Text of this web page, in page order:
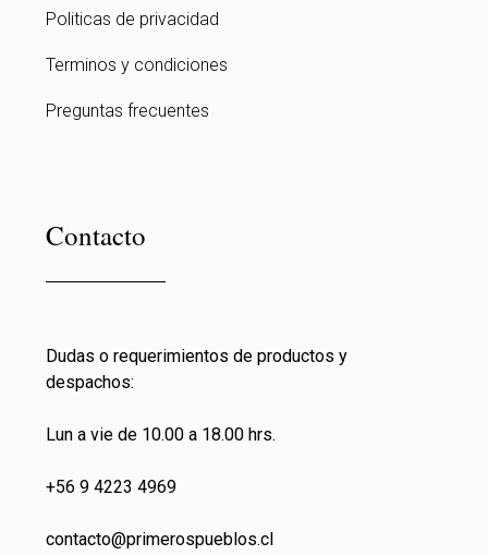
Politicas de privacidad
Terminos y condiciones
Preguntas frecuentes
Contacto
Dudas o requerimientos de productos y
despachos:
Lun a vie de 10.00 a 18.00 hrs.
+56 9 4223 4969
contacto@primerospueblos.cl